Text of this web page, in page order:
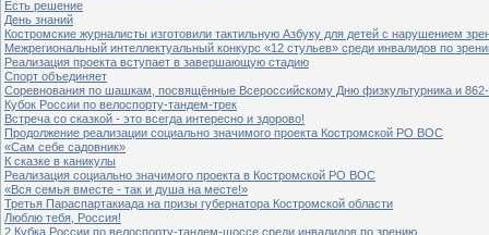
Есть решение
День знаний
Костромские журналисты изготовили тактильную Азбуку для детей с нарушением
Межрегиональный интеллектуальный конкурс «12 стульев» среди инвалидов по
Реализация проекта вступает в завершающую стадию
Спорт объединяет
Соревнования по шашкам, посвящённые Всероссийскому Дню физкультурника и
Кубок России по велоспорту-тандем-трек
Встреча со сказкой - это всегда интересно и здорово!
Продолжение реализации социально значимого проекта Костромской РО ВОС
«Сам себе садовник»
К сказке в каникулы
Реализация социально значимого проекта в Костромской РО ВОС
«Вся семья вместе - так и душа на месте!»
Третья Параспартакиада на призы губернатора Костромской области
Люблю тебя, Россия!
2 Кубка России по велоспорту-тандем-шоссе среди инвалидов по зрению